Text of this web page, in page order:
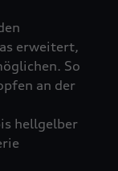
erweitert,
So
an der
hellgelber